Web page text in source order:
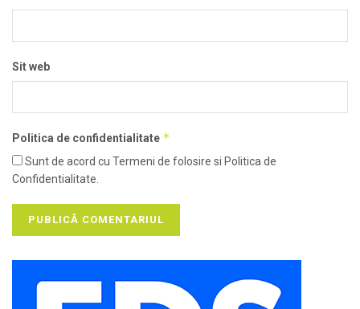
Sit web
Politica de confidentialitate *
Sunt de acord cu Termeni de folosire si Politica de
Confidentialitate.